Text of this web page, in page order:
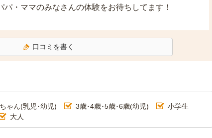
パ・ママのみなさんの体験をお待ちしてます！
口コミを書く
ゃん(乳児･幼児) 3歳･4歳･5歳･6歳(幼児)
小学生
大人